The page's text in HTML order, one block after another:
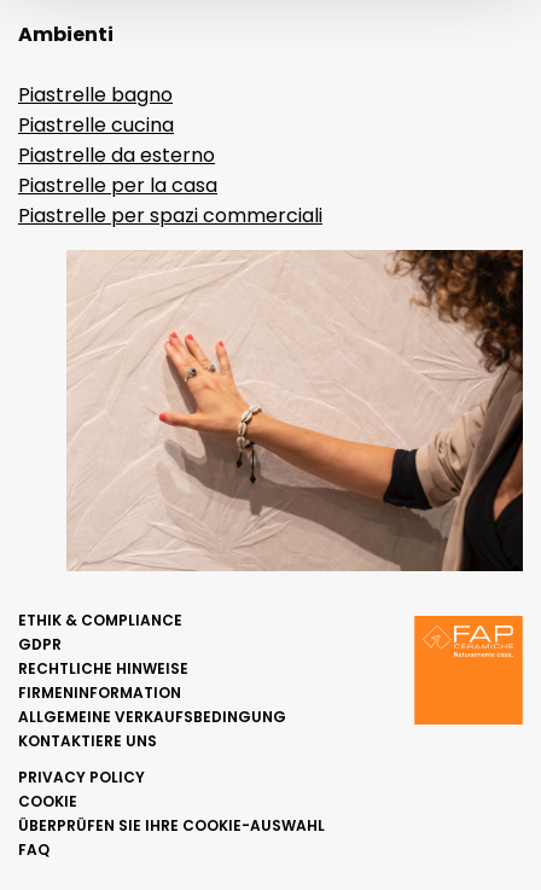
Ambienti
Piastrelle bagno
Piastrelle cucina
Piastrelle da esterno
Piastrelle per la casa
Piastrelle per spazi commerciali
ETHIK & COMPLIANCE
GDPR
RECHTLICHE HINWEISE
FIRMENINFORMATION
ALLGEMEINE VERKAUFSBEDINGUNG
KONTAKTIERE UNS
PRIVACY POLICY
COOKIE
ÜBERPRÜFEN SIE IHRE COOKIE-AUSWAHL
FAQ